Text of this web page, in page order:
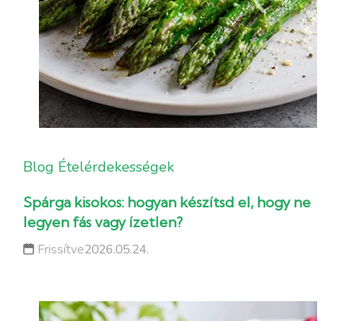
Blog Ételérdekességek
Spárga kisokos: hogyan készítsd el, hogy ne
legyen fás vagy ízetlen?
Frissítve2026.05.24.